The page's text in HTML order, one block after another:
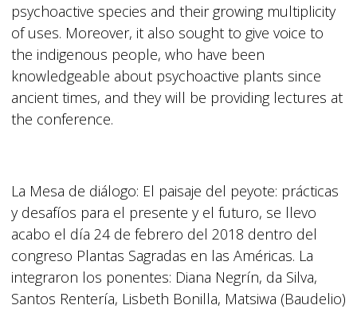
psychoactive species and their growing multiplicity
of uses. Moreover, it also sought to give voice to
the indigenous people, who have been
knowledgeable about psychoactive plants since
ancient times, and they will be providing lectures at
the conference.
La Mesa de diálogo: El paisaje del peyote: prácticas
y desafíos para el presente y el futuro, se llevo
acabo el día 24 de febrero del 2018 dentro del
congreso Plantas Sagradas en las Américas. La
integraron los ponentes: Diana Negrín, da Silva,
Santos Rentería, Lisbeth Bonilla, Matsiwa (Baudelio)